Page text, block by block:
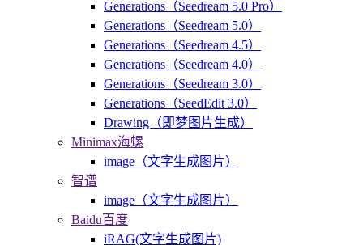
Generations（Seedream 5.0 Pro）
Generations（Seedream 5.0）
Generations（Seedream 4.5）
Generations（Seedream 4.0）
Generations（Seedream 3.0）
Generations（SeedEdit 3.0）
Drawing（即梦图片生成）
Minimax海螺
image（文字生成图片）
智谱
image（文字生成图片）
Baidu百度
iRAG(文字生成图片)